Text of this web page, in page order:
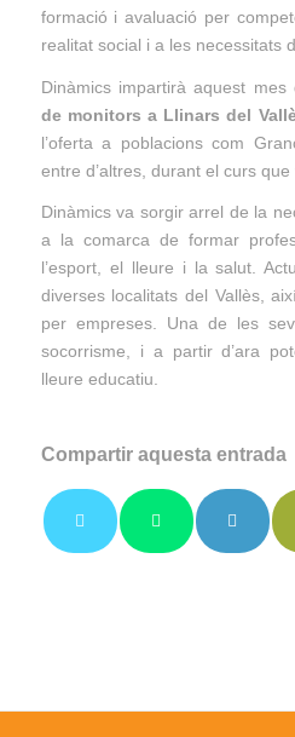
formació i avaluació per
realitat social i a les necessitats
Dinàmics impartirà aquest mes
de monitors a Llinars del
l’oferta a poblacions com
entre d’altres, durant el curs que
Dinàmics va sorgir arrel de la
a la comarca de formar
l’esport, el lleure i la salut.
diverses localitats del Vallès,
per empreses. Una de les
socorrisme, i a partir d’ara
lleure educatiu.
Compartir aquesta entrada